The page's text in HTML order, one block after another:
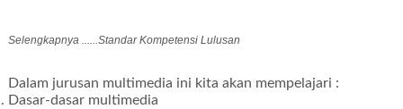
Selengkapnya ......Standar Kompetensi Lulusan
Dalam jurusan multimedia ini kita akan mempelajari :
Dasar-dasar multimedia